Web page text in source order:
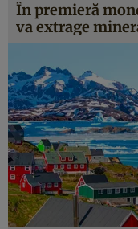
În premieră
va extrage